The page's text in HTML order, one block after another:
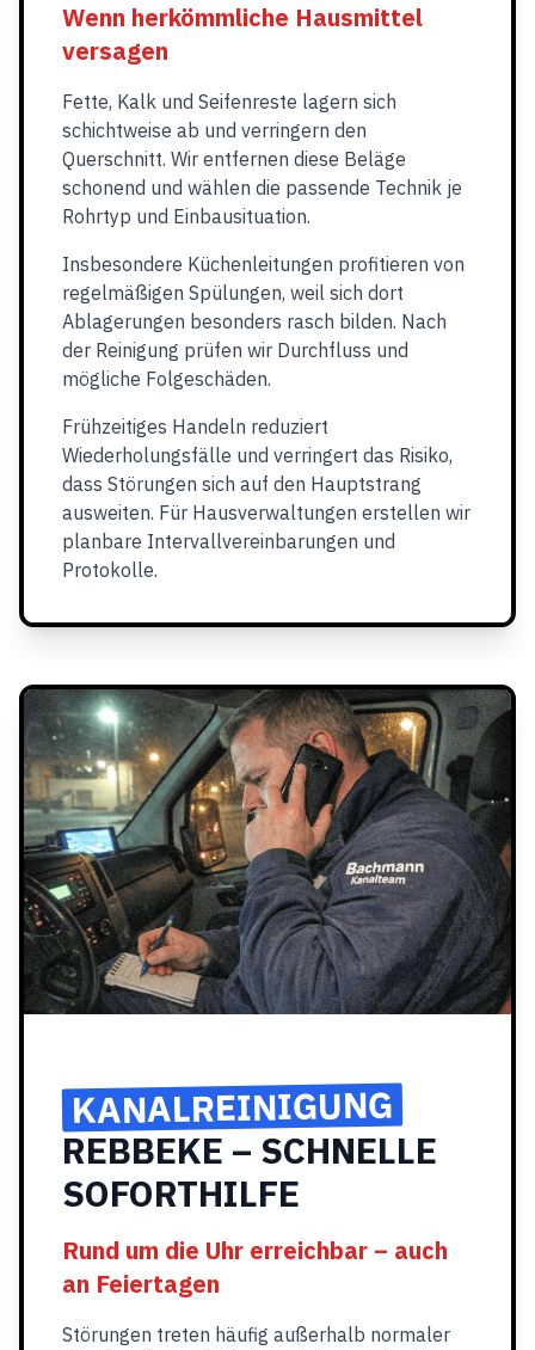
Wenn herkömmliche Hausmittel
versagen
Fette, Kalk und Seifenreste lagern sich
schichtweise ab und verringern den
Querschnitt. Wir entfernen diese Beläge
schonend und wählen die passende Technik je
Rohrtyp und Einbausituation.
Insbesondere Küchenleitungen profitieren von
regelmäßigen Spülungen, weil sich dort
Ablagerungen besonders rasch bilden. Nach
der Reinigung prüfen wir Durchfluss und
mögliche Folgeschäden.
Frühzeitiges Handeln reduziert
Wiederholungsfälle und verringert das Risiko,
dass Störungen sich auf den Hauptstrang
ausweiten. Für Hausverwaltungen erstellen wir
planbare Intervallvereinbarungen und
Protokolle.
KANALREINIGUNG
REBBEKE – SCHNELLE
SOFORTHILFE
Rund um die Uhr erreichbar – auch
an Feiertagen
Störungen treten häufig außerhalb normaler